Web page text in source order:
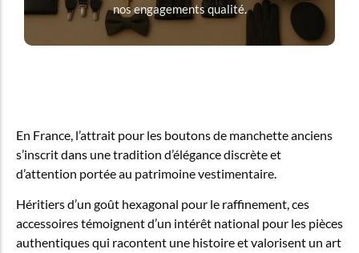
nos engagements qualité.
En France, l’attrait pour les boutons de manchette anciens
s’inscrit dans une tradition d’élégance discrète et
d’attention portée au patrimoine vestimentaire.
Héritiers d’un goût hexagonal pour le raffinement, ces
accessoires témoignent d’un intérêt national pour les pièces
authentiques qui racontent une histoire et valorisent un art